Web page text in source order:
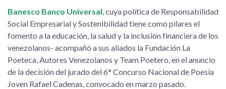
Banesco Banco Universal , cuya política de Responsabilidad
Social Empresarial y Sostenibilidad tiene como pilares el
fomento a la educación, la salud y la inclusión financiera de los
venezolanos- acompañó a sus aliados la Fundación La
Poeteca, Autores Venezolanos y Team Poetero, en el anuncio
de la decisión del jurado del 6° Concurso Nacional de Poesía
Joven Rafael Cadenas, convocado en marzo pasado.